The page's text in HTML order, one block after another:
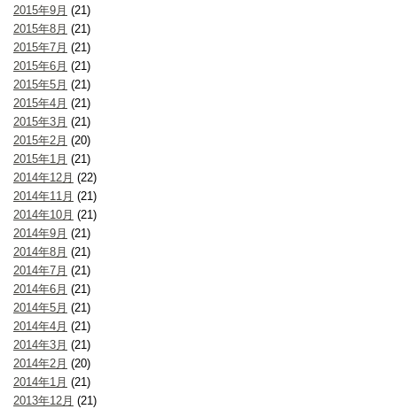
2015年9月 (21)
2015年8月 (21)
2015年7月 (21)
2015年6月 (21)
2015年5月 (21)
2015年4月 (21)
2015年3月 (21)
2015年2月 (20)
2015年1月 (21)
2014年12月 (22)
2014年11月 (21)
2014年10月 (21)
2014年9月 (21)
2014年8月 (21)
2014年7月 (21)
2014年6月 (21)
2014年5月 (21)
2014年4月 (21)
2014年3月 (21)
2014年2月 (20)
2014年1月 (21)
2013年12月 (21)